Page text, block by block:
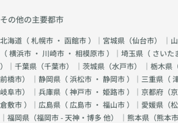
その他の主要都市
北海道（札幌市 ・ 函館市）｜宮城県（仙台市） ｜
（横浜市 ・ 川崎市 ・ 相模原市）｜埼玉県（ さいた
）｜千葉県（千葉市） ｜茨城県（水戸市） ｜栃木県
前橋市） ｜静岡県（浜松市 ・ 静岡市）｜三重県（
岐阜市） ｜兵庫県（神戸市 ・ 姫路市）｜京都府（
倉敷市）｜広島県（ 広島市 ・ 福山市）｜愛媛県（
｜福岡県（福岡市 - 天神・博多 他） ｜熊本県（熊本市